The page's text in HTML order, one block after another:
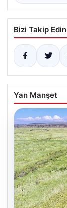
Bizi Takip Edin
Yan Manşet